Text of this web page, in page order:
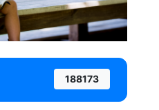
188173